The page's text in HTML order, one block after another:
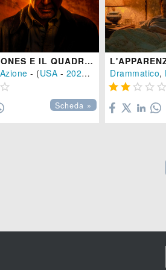
INDIANA JONES E IL QUADRANTE DEL DESTINO
Azione - (USA - 2023 ), 142 min.

Scheda »
Drammatico,
    